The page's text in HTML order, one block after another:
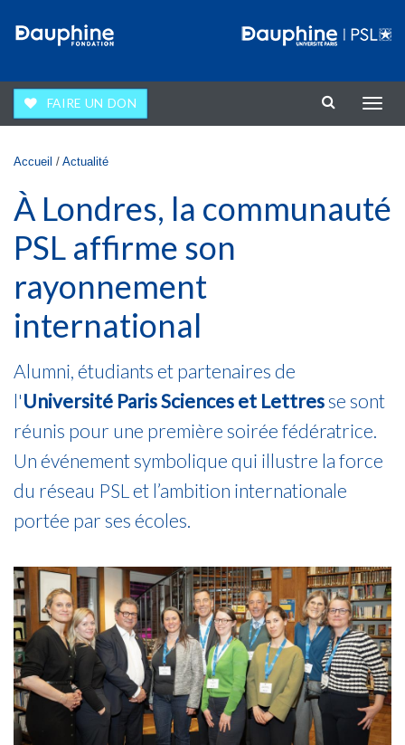
FAIRE UN DON
la
Vous êtes ici
Accueil / Actualité
À Londres, la communauté
PSL affirme son
rayonnement
international
Alumni, étudiants et partenaires de
l'Université Paris Sciences et Lettresse sont
réunis pour une première soirée fédératrice.
Un événement symbolique qui illustre la force
du réseau PSL et l’ambition internationale
portée par ses écoles.